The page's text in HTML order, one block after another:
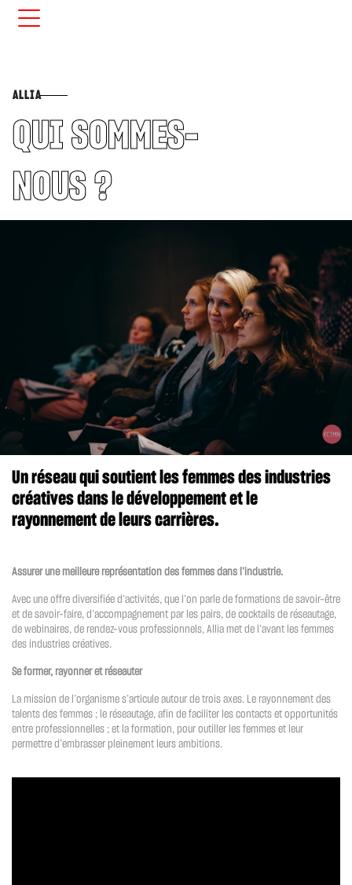
ALLIA
QUI SOMMES-
NOUS ?
Un réseau qui soutient les femmes des industries
créatives dans le développement et le
rayonnement de leurs carrières.
Assurer une meilleure représentation des femmes dans l’industrie.
Avec une offre diversifiée d’activités, que l’on parle de formations de savoir-être
et de savoir-faire, d’accompagnement par les pairs, de cocktails de réseautage,
de webinaires, de rendez-vous professionnels, Allia met de l’avant les femmes
des industries créatives.
Se former, rayonner et réseauter
La mission de l’organisme s’articule autour de trois axes. Le rayonnement des
talents des femmes ; le réseautage, afin de faciliter les contacts et opportunités
entre professionnelles ; et la formation, pour outiller les femmes et leur
permettre d’embrasser pleinement leurs ambitions.